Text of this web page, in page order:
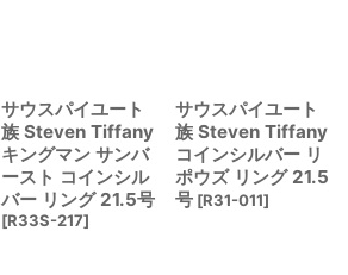
サウスパイユート
族 Steven Tiffany
キングマン サンバ
ースト コインシル
バー リング 21.5号
[R33S-217]
サウスパイユート
族 Steven Tiffany
コインシルバー リ
ポウズ リング 21.5
号 [R31-011]